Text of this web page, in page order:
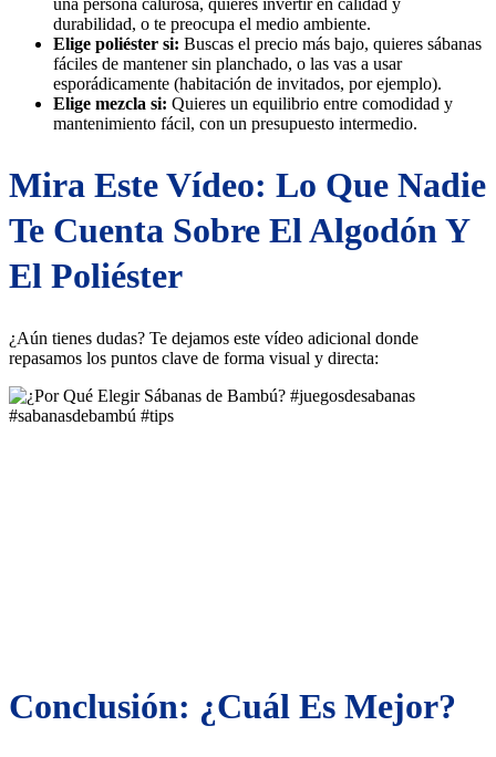
durabilidad, o te preocupa el medio ambiente.
Elige poliéster si: Buscas el precio más bajo, quieres sábanas
fáciles de mantener sin planchado, o las vas a usar
esporádicamente (habitación de invitados, por ejemplo).
Elige mezcla si: Quieres un equilibrio entre comodidad y
mantenimiento fácil, con un presupuesto intermedio.
Mira Este Vídeo: Lo Que Nadie
Te Cuenta Sobre El Algodón Y
El Poliéster
¿Aún tienes dudas? Te dejamos este vídeo adicional donde
repasamos los puntos clave de forma visual y directa:
Conclusión: ¿cuál Es Mejor?